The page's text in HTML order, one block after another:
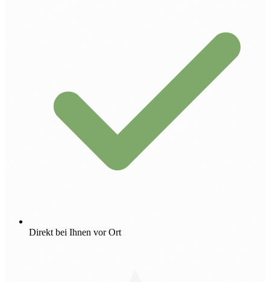
Direkt bei Ihnen vor Ort